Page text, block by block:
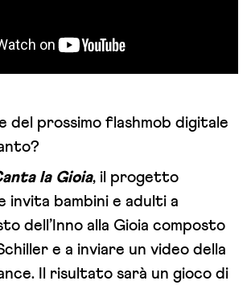
del prossimo flashmob digitale
la Gioia, il progetto
invita bambini e adulti a
dell’Inno alla Gioia composto
e a inviare un video della
Il risultato sarà un gioco di